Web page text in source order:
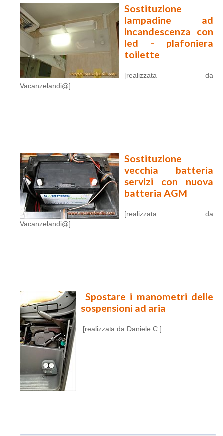
Sostituzione
lampadine ad
incandescenza con
led - plafoniera
toilette
[realizzata da
Vacanzelandi@]
Sostituzione
vecchia batteria
servizi con nuova
batteria AGM
[realizzata da
Vacanzelandi@]
Spostare i manometri delle
sospensioni ad aria
[realizzata da Daniele C.]